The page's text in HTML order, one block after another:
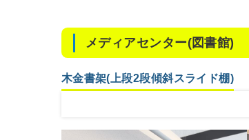
メディアセンター(図書館)
木金書架(上段2段傾斜スライド棚)